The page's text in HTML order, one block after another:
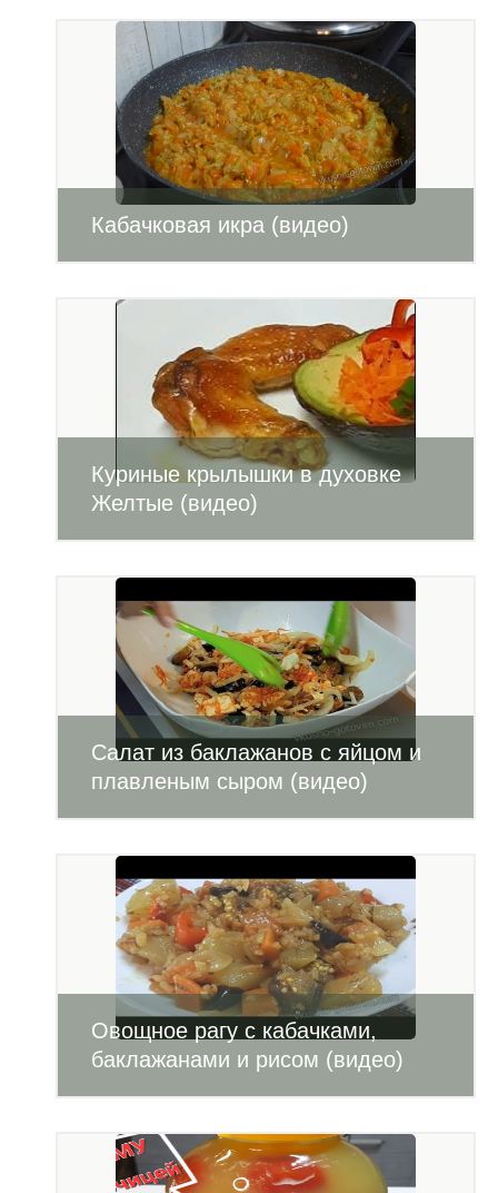
Кабачковая икра (видео)
Куриные крылышки в духовке
Желтые (видео)
Салат из баклажанов с яйцом и
плавленым сыром (видео)
Овощное рагу с кабачками,
баклажанами и рисом (видео)